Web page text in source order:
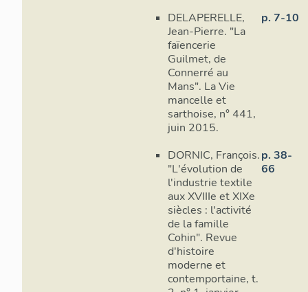
DELAPERELLE,
Jean-Pierre. "La
faïencerie
Guilmet, de
Connerré au
Mans". La Vie
mancelle et
sarthoise, n° 441,
juin 2015.
p. 7-10
DORNIC, François.
"L'évolution de
l'industrie textile
aux XVIIIe et XIXe
siècles : l'activité
de la famille
Cohin". Revue
d'histoire
moderne et
contemportaine, t.
p. 38-
66